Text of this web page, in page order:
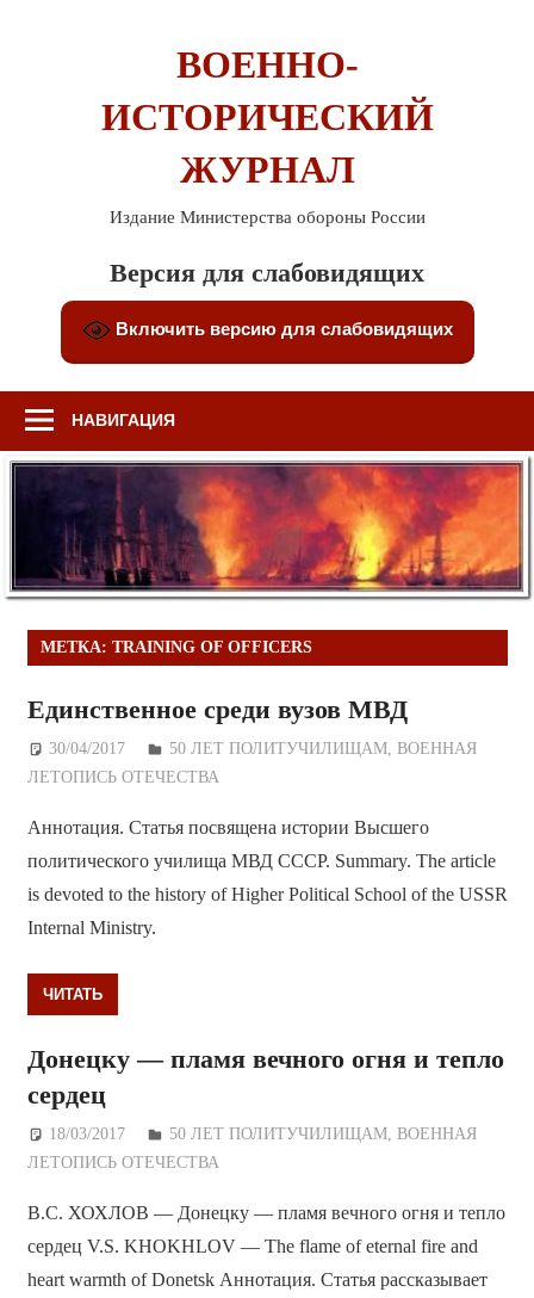
ВОЕННО-
ИСТОРИЧЕСКИЙ
ЖУРНАЛ
Издание Министерства обороны России
Версия для слабовидящих
Включить версию для слабовидящих
НАВИГАЦИЯ
МЕТКА: TRAINING OF OFFICERS
Единственное среди вузов МВД
30/04/2017 Дежурный по Редакции
50 ЛЕТ ПОЛИТУЧИЛИЩАМ ,ВОЕННАЯ
ЛЕТОПИСЬ ОТЕЧЕСТВА
Аннотация. Статья посвящена истории Высшего
политического училища МВД СССР. Summary. The article
is devoted to the history of Higher Political School of the USSR
Internal Ministry.
ЧИТАТЬ
Донецку — пламя вечного огня и тепло
сердец
18/03/2017 Дежурный по Редакции
50 ЛЕТ ПОЛИТУЧИЛИЩАМ,ВОЕННАЯ
ЛЕТОПИСЬ ОТЕЧЕСТВА
В.С. ХОХЛОВ — Донецку — пламя вечного огня и тепло
сердец V.S. KHOKHLOV — The flame of eternal fire and
heart warmth of Donetsk Аннотация. Статья рассказывает